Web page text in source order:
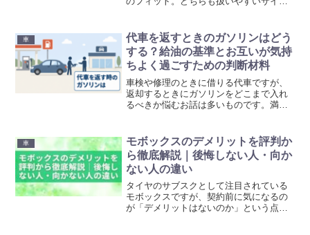
さではないでしょうか。家族を乗せるシ
ーンや、大きめの買い物を...
車
代車を返すときのガソリンはどう
する？給油の基準とお互いが気持
ちよく過ごすための判断材料
車検や修理のときに借りる代車ですが、
返却するときにガソリンをどこまで入れ
るべきか悩むお話は多いものです。満タ
は変わってきます。お店のルールや実際
の利用シーンに合わせた判...
車
モボックスのデメリットを評判か
ら徹底解説｜後悔しない人・向か
ない人の違い
タイヤのサブスクとして注目されている
モボックスですが、契約前に気になるの
が「デメリットはないのか」という点で